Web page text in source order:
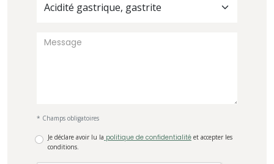
Acidité gastrique, gastrite
* Champs obligatoires
Je déclare avoir lu la politique de confidentialité et accepter les
conditions.